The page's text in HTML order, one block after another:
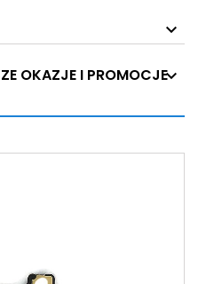
OKAZJE I PROMOCJE